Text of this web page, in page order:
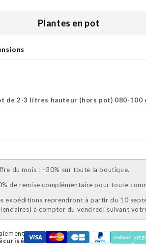
Plantes en pot
de 2-3 litres hauteur (hors pot) 080-100
du mois : –30% sur toute la boutique.
de remise complémentaire pour toute
expéditions reprendront à partir du 10
à compter du vendredi suivant